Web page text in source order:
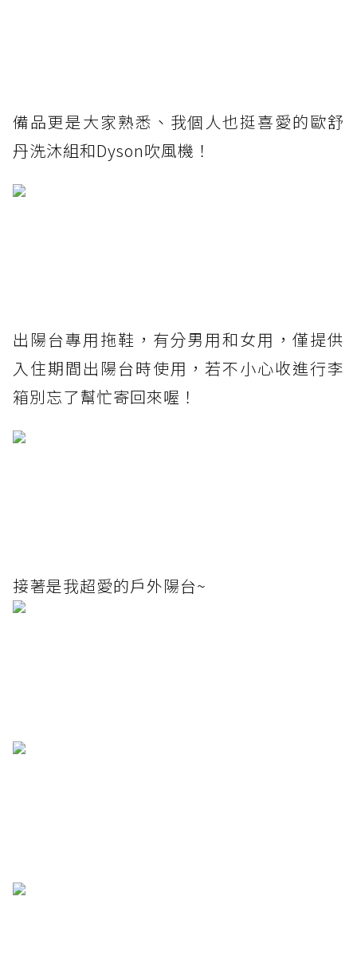
備品更是大家熟悉、我個人也挺喜愛的歐舒
丹洗沐組和Dyson吹風機！
出陽台專用拖鞋，有分男用和女用，僅提供
入住期間出陽台時使用，若不小心收進行李
箱別忘了幫忙寄回來喔！
接著是我超愛的戶外陽台~